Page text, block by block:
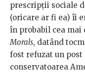
prescripții sociale
(oricare ar fi ea) îi
în probabil cea mai
Morals, datând
fost refuzat un
conservatoarea